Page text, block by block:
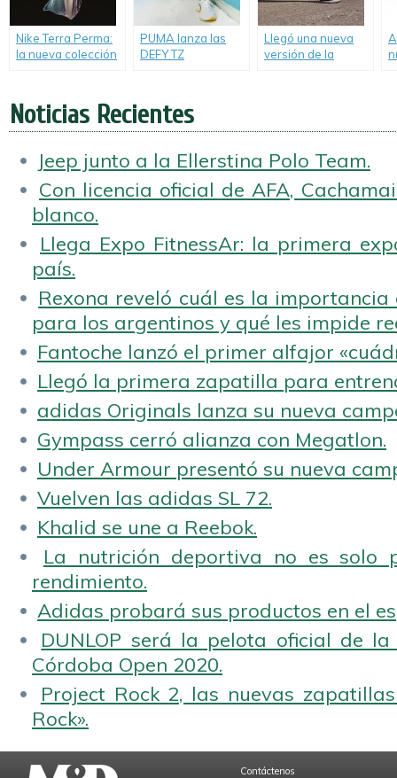
Nike Terra Perma:
la nueva colección
madre naturaleza.
PUMA lanza las
DEFY TZ
Llegó una nueva
versión de la
Noticias Recientes
Jeep junto a la Ellerstina Polo Team.
Con licencia oficial de AFA,
blanco.
Llega Expo FitnessAr: la primera
país.
Rexona reveló cuál es la
para los argentinos y qué les impide
Fantoche lanzó el primer alfajor
Llegó la primera zapatilla para
adidas Originals lanza su nueva
Gympass cerró alianza con Megatlon.
Under Armour presentó su nueva
Vuelven las adidas SL 72.
Khalid se une a Reebok.
La nutrición deportiva no es solo
rendimiento.
Adidas probará sus productos en el
DUNLOP será la pelota oficial de
Córdoba Open 2020.
Project Rock 2, las nuevas
Rock».
Contáctenos